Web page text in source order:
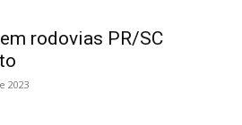
rodovias PR/SC
2023